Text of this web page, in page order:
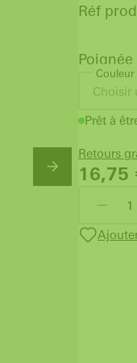
Réf
Couleur
Choisir
Prêt à
Retours
16,75